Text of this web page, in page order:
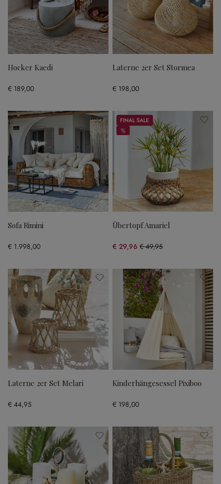
Hocker Kaedi
€ 189,00
Laterne 2er Set Stormea
€ 198,00
Sofa Rimini
€ 1.998,00
Sale
%
%
Übertopf Amariel
€ 29,96 € 49,95
(40.02% gespart)
Laterne 2er Set Melari
€ 44,95
Kinderhängesessel Pixiboo
€ 198,00